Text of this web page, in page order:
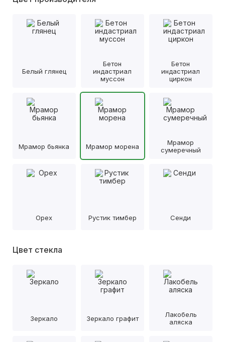
Белый глянец
Бетон
индастриал
муссон
Бетон
индастриал
циркон
Мрамор бьянка Мрамор морена
Мрамор
сумеречный
Орех Рустик тимбер Сенди
Цвет стекла
Зеркало Зеркало графит
Лакобель
аляска